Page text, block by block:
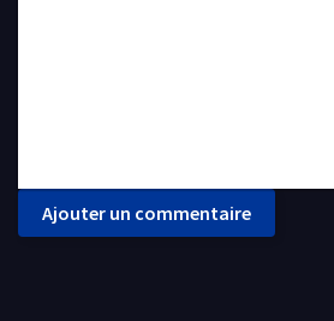
Ajouter un commentaire